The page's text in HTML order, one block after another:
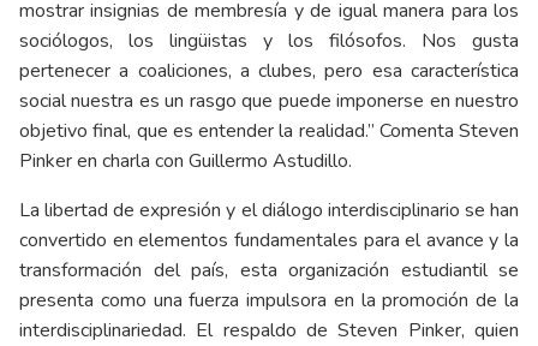
mostrar insignias de membresía y de igual manera para los
sociólogos, los lingüistas y los filósofos. Nos gusta
pertenecer a coaliciones, a clubes, pero esa característica
social nuestra es un rasgo que puede imponerse en nuestro
objetivo final, que es entender la realidad.” Comenta Steven
Pinker en charla con Guillermo Astudillo.
La libertad de expresión y el diálogo interdisciplinario se han
convertido en elementos fundamentales para el avance y la
transformación del país, esta organización estudiantil se
presenta como una fuerza impulsora en la promoción de la
interdisciplinariedad. El respaldo de Steven Pinker, quien